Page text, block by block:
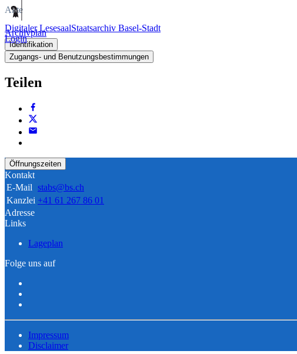
Digitaler LesesaalStaatsarchiv Basel-Stadt
Login
Akte
Archivplan
Identifikation
Zugangs- und Benutzungsbestimmungen
Teilen
Öffnungszeiten
Kontakt
E-Mail stabs@bs.ch
Kanzlei +41 61 267 86 01
Adresse
Links
Lageplan
Folge uns auf
Impressum
Disclaimer